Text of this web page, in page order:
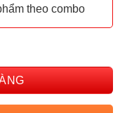
theo combo
số lượng